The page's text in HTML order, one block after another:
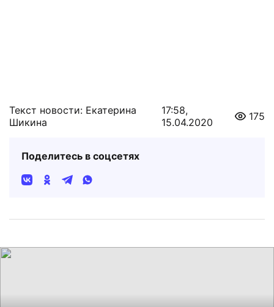
Текст новости: Екатерина
Шикина
17:58,
15.04.2020
175
Поделитесь в соцсетях